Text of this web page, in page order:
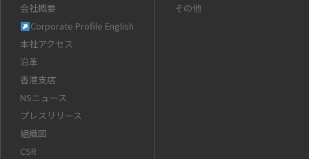
会社概要
Corporate Profile English
本社アクセス
沿革
香港支店
NSニュース
プレスリリース
組織図
CSR
その他